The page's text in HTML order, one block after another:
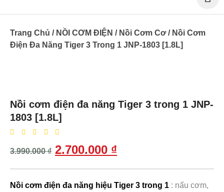
Trang Chủ / NỒI CƠM ĐIỆN / Nồi Cơm Cơ/ Nồi Cơm
Điện Đa Năng Tiger 3 Trong 1 JNP-1803 [1.8L]
Nồi cơm điện đa năng Tiger 3 trong 1 JNP-
1803 [1.8L]
3.990.000₫ 2.700.000 ₫
Nồi cơm điện đa năng hiệu Tiger 3 trong 1 : nấu cơm,